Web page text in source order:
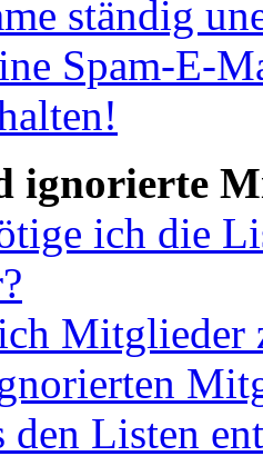
ständig
Spam-E-
ignorierte
ich die
Mitglieder
den Listen